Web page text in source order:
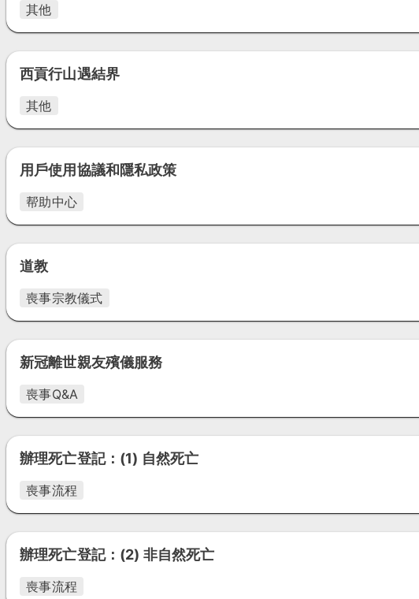
其他
西貢行山遇結界
其他
用戶使用協議和隱私政策
帮助中心
道教
喪事宗教儀式
新冠離世親友殯儀服務
喪事Q&A
辦理死亡登記：(1) 自然死亡
喪事流程
辦理死亡登記：(2) 非自然死亡
喪事流程